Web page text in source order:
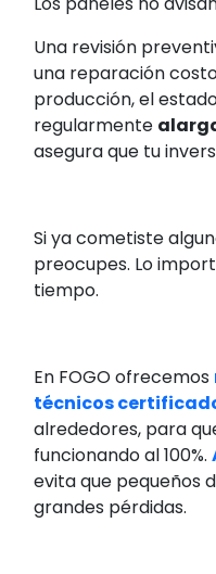
Una revisión
una reparación
producción, el
regularmente
asegura que tu
Si ya cometiste
preocupes. Lo
tiempo.
En FOGO ofrecemos
técnicos
alrededores, para
funcionando al 100%.
evita que pequeños
grandes pérdidas.